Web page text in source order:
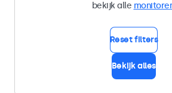
bekijk alle
Reset filters
Bekijk alles